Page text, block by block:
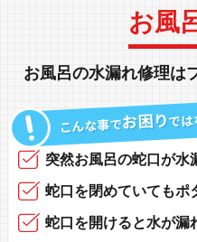
お風
お風呂の水漏れ修理は
突然お風呂の蛇口 が水
蛇口を閉めていてもポ
蛇口を開けると水が漏